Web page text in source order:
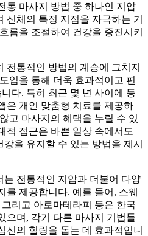
통 마사지 방법 중 하나인 지압
신체의 특정 지점을 자극하는 기
름을 조절하여 건강을 증진시키
전통적인 방법의 계승에 그치지
입을 통해 더욱 효과적이고 편
다. 특히 최근 몇 년 사이에 등
은 개인 맞춤형 치료를 제공하
고 마사지의 혜택을 누릴 수 있
적 접근은 바쁜 일상 속에서도
을 유지할 수 있는 방법을 제시
전통적인 지압과 더불어 다양
를 제공합니다. 예를 들어, 스웨
리고 아로마테라피 등은 한국
으며, 각기 다른 마사지 기법들
신의 힐링을 돕는 데 효과적입니